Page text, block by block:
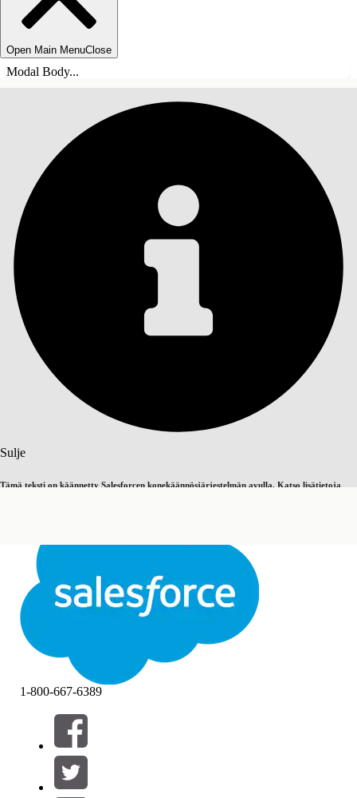
Open Main MenuClose
Modal Body...
Sulje
Tämä teksti on käännetty Salesforcen konekäännösjärjestelmän avulla. Katso lisätietoja
Sulje
SISÄLLYSLUETTELO
Suodattimet (0)
VALITSE SUODATTIMET
Tuotealue
1-800-667-6389